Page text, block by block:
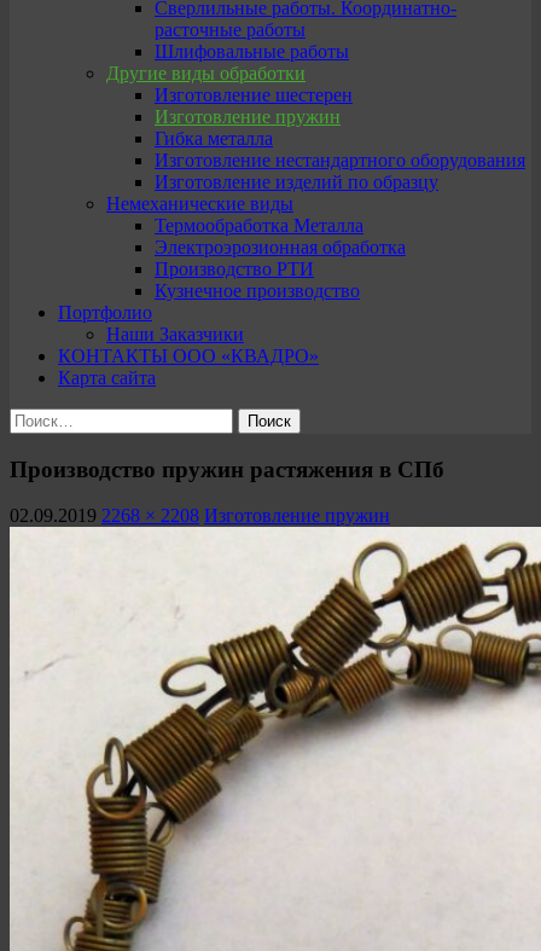
Сверлильные работы. Координатно-
расточные работы
Шлифовальные работы
Другие виды обработки
Изготовление шестерен
Изготовление пружин
Гибка металла
Изготовление нестандартного оборудования
Изготовление изделий по образцу
Немеханические виды
Термообработка Металла
Электроэрозионная обработка
Производство РТИ
Кузнечное производство
Портфолио
Наши Заказчики
КОНТАКТЫ ООО «КВАДРО»
Карта сайта
Найти:
Производство пружин растяжения в СПб
02.09.2019 2268 × 2208 Изготовление пружин